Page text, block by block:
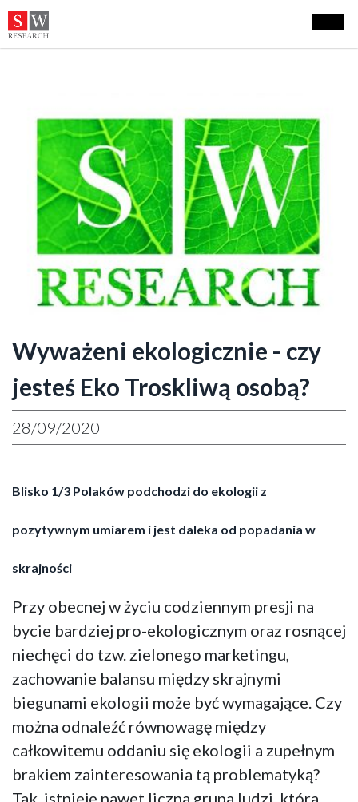
Wyważeni ekologicznie - czy
jesteś Eko Troskliwą osobą?
28/09/2020
Blisko 1/3 Polaków podchodzi do ekologii z
pozytywnym umiarem i jest daleka od popadania w
skrajności
Przy obecnej w życiu codziennym presji na
bycie bardziej pro-ekologicznym oraz rosnącej
niechęci do tzw. zielonego marketingu,
zachowanie balansu między skrajnymi
biegunami ekologii może być wymagające. Czy
można odnaleźć równowagę między
całkowitemu oddaniu się ekologii a zupełnym
brakiem zainteresowania tą problematyką?
Tak, istnieje nawet liczna grupa ludzi, która